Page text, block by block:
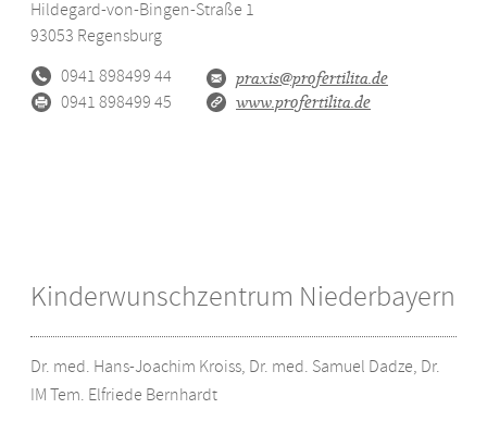
Hildegard-von-Bingen-Straße 1
93053 Regensburg
0941 898499 44
0941 898499 45
praxis@profertilita.de
www.profertilita.de
Kinderwunschzentrum Niederbayern
Dr. med. Hans-Joachim Kroiss, Dr. med. Samuel Dadze, Dr.
IM Tem. Elfriede Bernhardt